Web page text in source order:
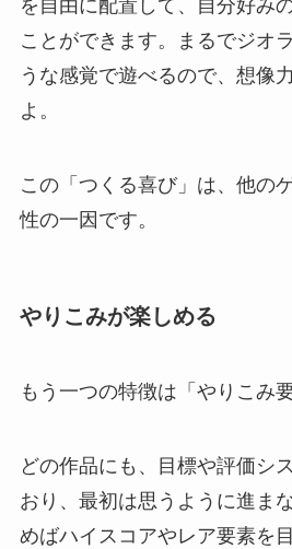
を自由に配置して、自分好み
ことができます。まるでジオ
うな感覚で遊べるので、想像
よ。
この「つくる喜び」は、他の
性の一因です。
やりこみが楽しめる
もう一つの特徴は「やりこみ
どの作品にも、目標や評価シ
おり、最初は思うように進ま
めばハイスコアやレア要素を